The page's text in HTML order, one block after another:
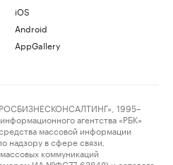
iOS
Android
AppGallery
1995–
агентства «РБК»
массовой информации
надзору в сфере связи,
коммуникаций